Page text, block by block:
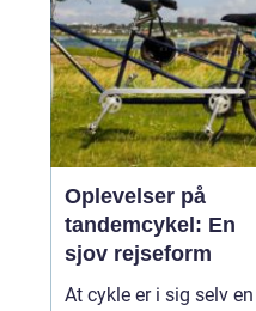
køreoplevelse, men o...
Oplevelser på
tandemcykel: En
sjov rejseform
At cykle er i sig selv en